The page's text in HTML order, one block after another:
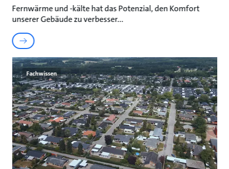
Fernwärme und -kälte hat das Potenzial, den Komfort
unserer Gebäude zu verbesser
Fachwissen